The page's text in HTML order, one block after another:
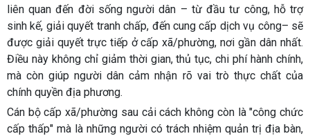
liên quan đến đời sống người dân – từ đầu tư công, hỗ trợ
sinh kế, giải quyết tranh chấp, đến cung cấp dịch vụ công– sẽ
được giải quyết trực tiếp ở cấp xã/phường, nơi gần dân nhất.
Điều này không chỉ giảm thời gian, thủ tục, chi phí hành chính,
mà còn giúp người dân cảm nhận rõ vai trò thực chất của
chính quyền địa phương.
Cán bộ cấp xã/phường sau cải cách không còn là "công chức
cấp thấp" mà là những người có trách nhiệm quản trị địa bàn,